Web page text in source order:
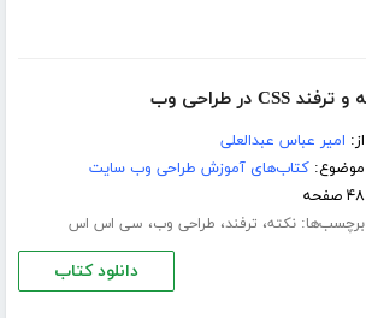
از: امیر عباس عبدالعلی
موضوع:کتاب‌های آموزش طراحی وب سایت
۴۸ صفحه
برچسب‌ها:نکته، ترفند، طراحی وب، سی اس اس
دانلود کتاب